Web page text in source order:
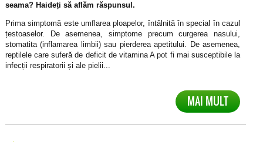
seama? Haideți să aflăm răspunsul.
Prima simptomă este umflarea ploapelor, întâlnită în special în cazul
țestoaselor. De asemenea, simptome precum curgerea nasului,
stomatita (inflamarea limbii) sau pierderea apetitului. De asemenea,
reptilele care suferă de deficit de vitamina A pot fi mai susceptibile la
infecții respiratorii și ale pielii...
MAI MULT